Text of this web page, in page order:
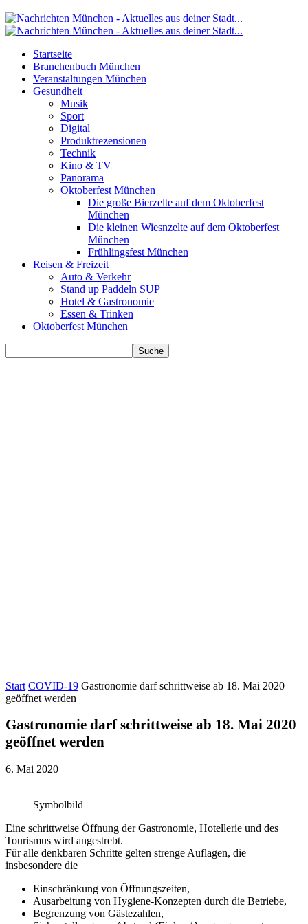
Startseite
Branchenbuch München
Veranstaltungen München
Gesundheit
Musik
Sport
Digital
Produktrezensionen
Technik
Kino & TV
Panorama
Oktoberfest München
Die große Bierzelte auf dem Oktoberfest
München
Die kleinen Wiesnzelte auf dem Oktoberfest
München
Frühlingsfest München
Reisen & Freizeit
Auto & Verkehr
Stand up Paddeln SUP
Hotel & Gastronomie
Essen & Trinken
Oktoberfest München
Start COVID-19 Gastronomie darf schrittweise ab 18. Mai 2020
geöffnet werden
Gastronomie darf schrittweise ab 18. Mai 2020
geöffnet werden
6. Mai 2020
Symbolbild
Eine schrittweise Öffnung der Gastronomie, Hotellerie und des
Tourismus wird angestrebt.
Für alle denkbaren Schritte gelten strenge Auflagen, die
insbesondere die
Einschränkung von Öffnungszeiten,
Ausarbeitung von Hygiene-Konzepten durch die Betriebe,
Begrenzung von Gästezahlen,